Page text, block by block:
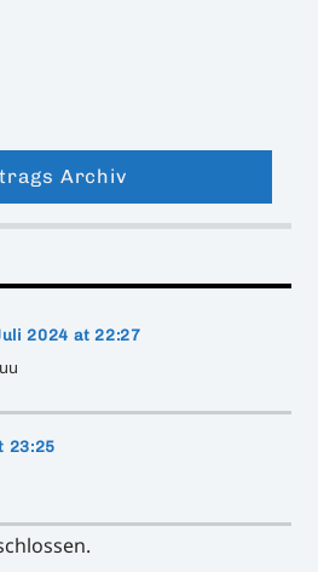
Archiv
2024 at 22:27
23:25